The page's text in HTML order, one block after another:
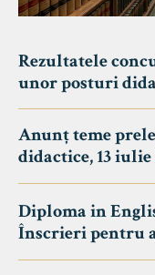
Rezultatele
unor posturi
Anunț teme
didactice, 13 iulie
Diploma in
Înscrieri pentru